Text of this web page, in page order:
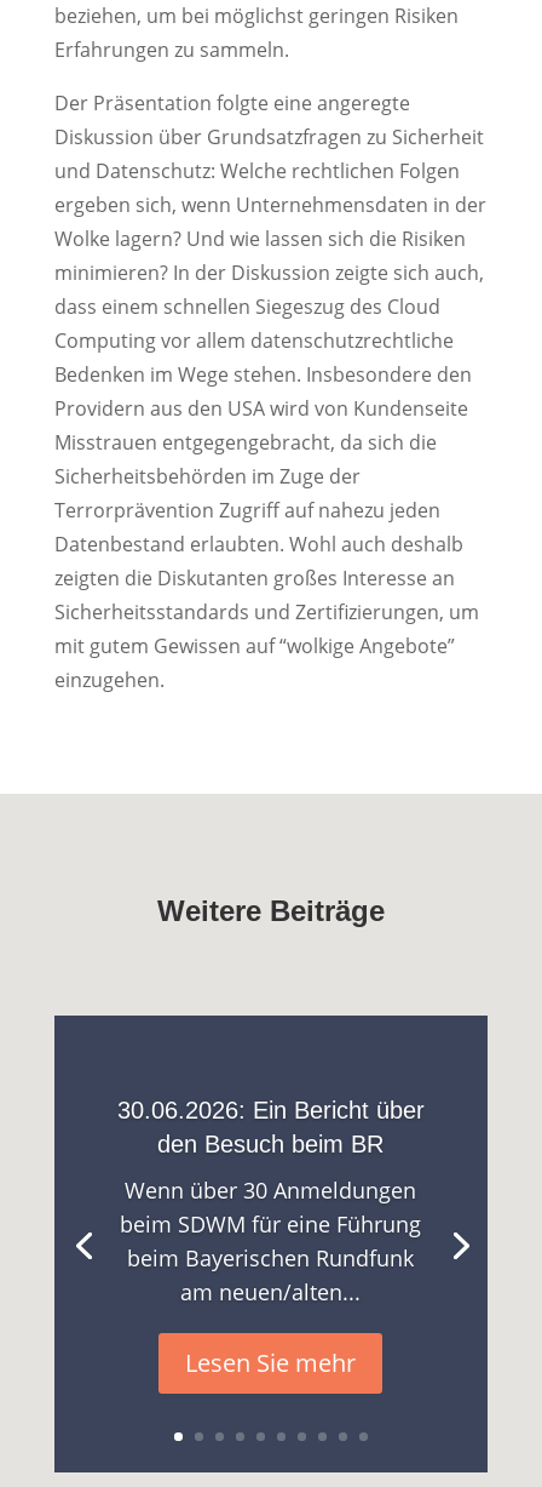
beziehen, um bei möglichst geringen Risiken
Erfahrungen zu sammeln.
Der Präsentation folgte eine angeregte
Diskussion über Grundsatzfragen zu Sicherheit
und Datenschutz: Welche rechtlichen Folgen
ergeben sich, wenn Unternehmensdaten in der
Wolke lagern? Und wie lassen sich die Risiken
minimieren? In der Diskussion zeigte sich auch,
dass einem schnellen Siegeszug des Cloud
Computing vor allem datenschutzrechtliche
Bedenken im Wege stehen. Insbesondere den
Providern aus den USA wird von Kundenseite
Misstrauen entgegengebracht, da sich die
Sicherheitsbehörden im Zuge der
Terrorprävention Zugriff auf nahezu jeden
Datenbestand erlaubten. Wohl auch deshalb
zeigten die Diskutanten großes Interesse an
Sicherheitsstandards und Zertifizierungen, um
mit gutem Gewissen auf “wolkige Angebote”
einzugehen.
Weitere Beiträge
30.06.2026: Ein Bericht über
den Besuch beim BR
Wenn über 30 Anmeldungen
beim SDWM für eine Führung
beim Bayerischen Rundfunk
am neuen/alten...
Lesen Sie mehr